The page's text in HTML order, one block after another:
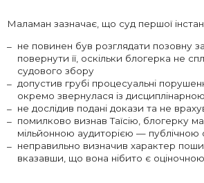
Маламан зазначає, що суд першої
не повинен був розглядати позовну
повернути її, оскільки блогерка не
судового збору
допустив грубі процесуальні
окремо звернулася із
не дослідив подані докази та не
помилково визнав Таїсію, блогерку
мільйонною аудиторією —
неправильно визначив характер
вказавши, що вона нібито є оціночною